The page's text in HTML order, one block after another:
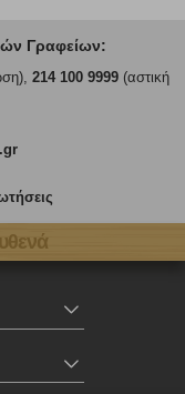
Γραφείων:
214 100 9999(αστική